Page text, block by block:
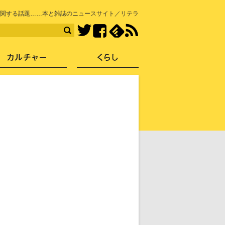
する話題……本と雑誌のニュースサイト／リテラ
TwitterFacebook
社会